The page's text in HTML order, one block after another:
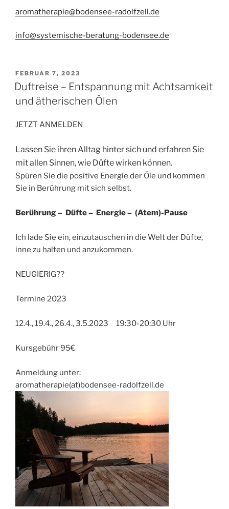
aromatherapie@bodensee-radolfzell.de
info@systemische-beratung-bodensee.de
VERÖFFENTLICHT
AM
FEBRUAR 7, 2023
Duftreise – Entspannung mit Achtsamkeit
und ätherischen Ölen
JETZT ANMELDEN
Lassen Sie ihren Alltag hinter sich und erfahren Sie
mit allen Sinnen, wie Düfte wirken können.
Spüren Sie die positive Energie der Öle und kommen
Sie in Berührung mit sich selbst.
Berührung – Düfte – Energie – (Atem)-Pause
Ich lade Sie ein, einzutauschen in die Welt der Düfte,
inne zu halten und anzukommen.
NEUGIERIG??
Termine 2023
12.4., 19.4., 26.4., 3.5.2023 19:30-20:30 Uhr
Kursgebühr 95€
Anmeldung unter:
aromatherapie(at)bodensee-radolfzell.de